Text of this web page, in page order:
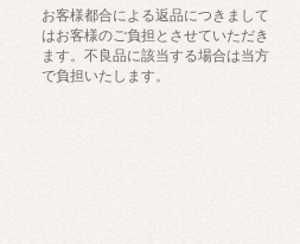
お客様都合による返品につきまして
はお客様のご負担とさせていただき
ます。不良品に該当する場合は当方
で負担いたします。